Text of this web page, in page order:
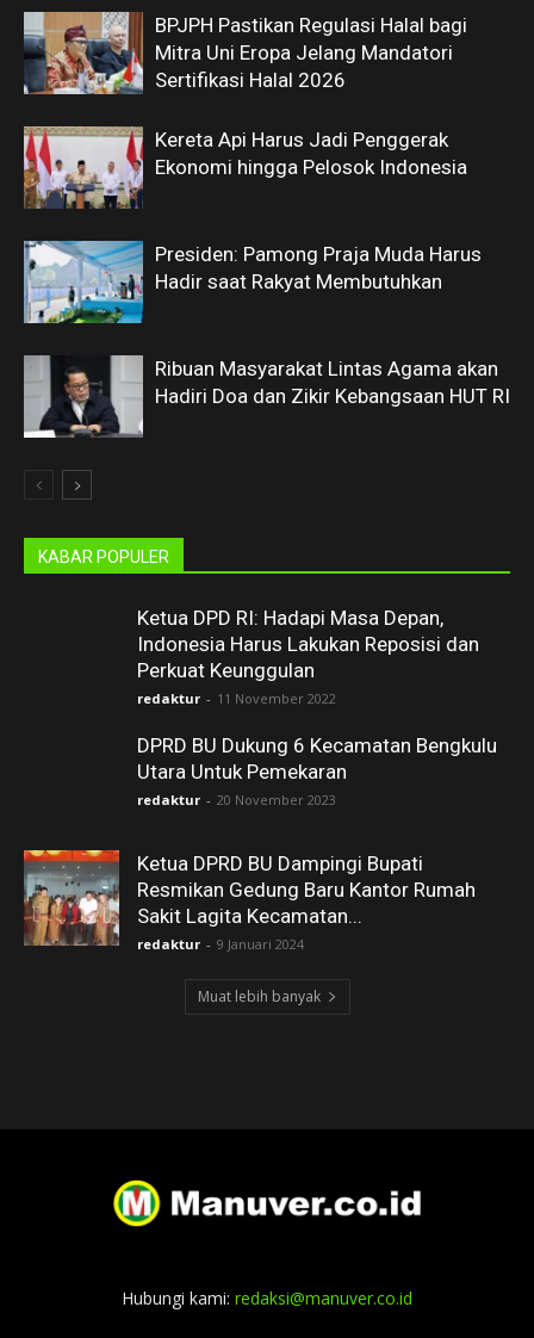
BPJPH Pastikan Regulasi Halal bagi
Mitra Uni Eropa Jelang Mandatori
Sertifikasi Halal 2026
Kereta Api Harus Jadi Penggerak
Ekonomi hingga Pelosok Indonesia
Presiden: Pamong Praja Muda Harus
Hadir saat Rakyat Membutuhkan
Ribuan Masyarakat Lintas Agama akan
Hadiri Doa dan Zikir Kebangsaan HUT RI
KABAR POPULER
Ketua DPD RI: Hadapi Masa Depan,
Indonesia Harus Lakukan Reposisi dan
Perkuat Keunggulan
redaktur - 11 November 2022
DPRD BU Dukung 6 Kecamatan Bengkulu
Utara Untuk Pemekaran
redaktur - 20 November 2023
Ketua DPRD BU Dampingi Bupati
Resmikan Gedung Baru Kantor Rumah
Sakit Lagita Kecamatan...
redaktur - 9 Januari 2024
Muat lebih banyak
Hubungi kami: redaksi@manuver.co.id